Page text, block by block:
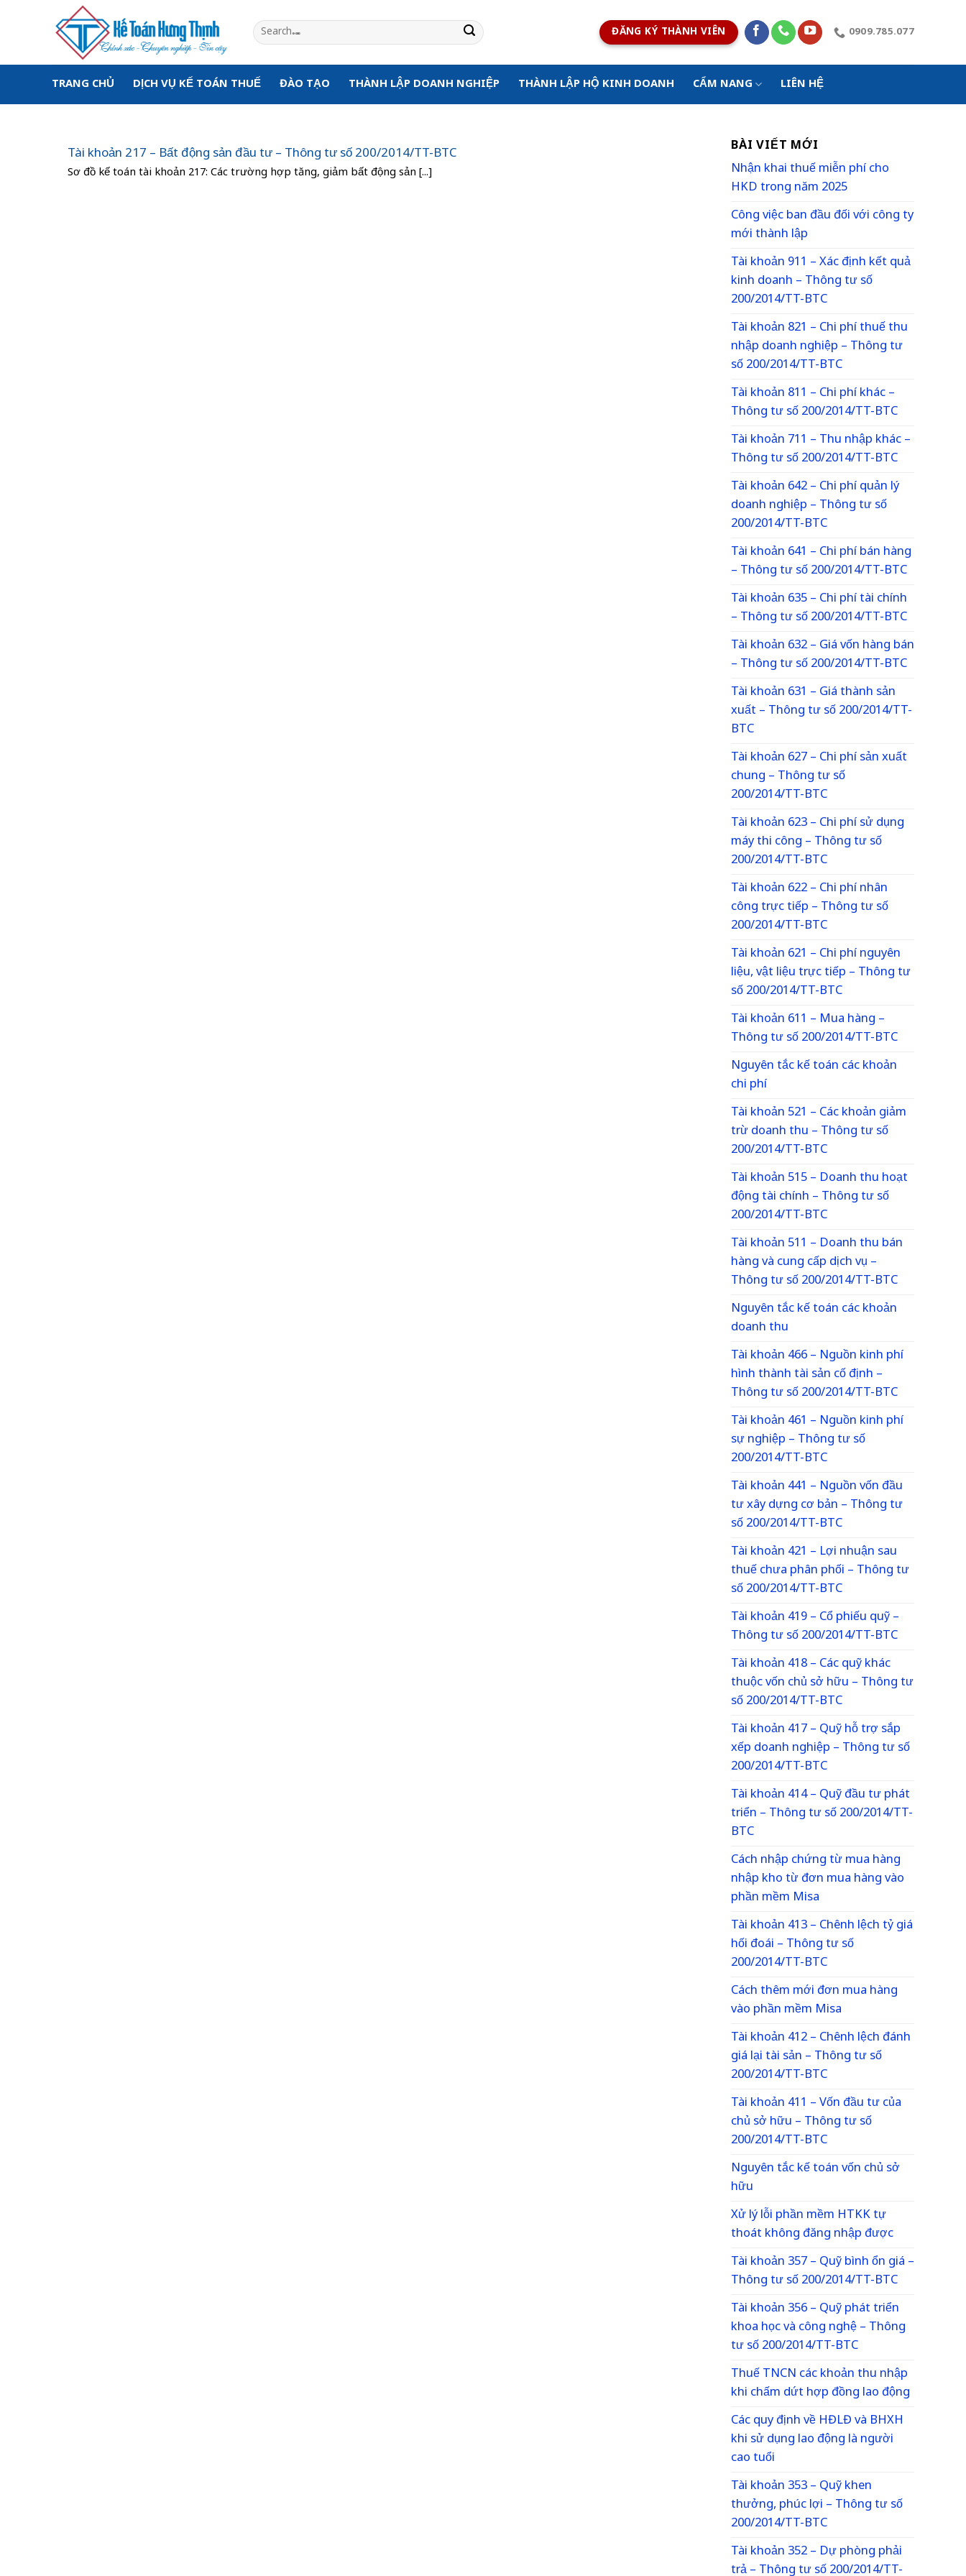
ĐĂNG KÝ THÀNH VIÊN 0909.785.077
TRANG CHỦ DỊCH VỤ KẾ TOÁN THUẾ ĐÀO TẠO THÀNH LẬP DOANH NGHIỆP THÀNH LẬP HỘ KINH DOANH CẨM NANG LIÊN HỆ
Tài khoản 217 – Bất động sản đầu tư – Thông tư số 200/2014/TT-BTC
Sơ đồ kế toán tài khoản 217: Các trường hợp tăng, giảm bất động sản [...]
BÀI VIẾT MỚI
Nhận khai thuế miễn phí cho
HKD trong năm 2025
Công việc ban đầu đối với công ty
mới thành lập
Tài khoản 911 – Xác định kết quả
kinh doanh – Thông tư số
200/2014/TT-BTC
Tài khoản 821 – Chi phí thuế thu
nhập doanh nghiệp – Thông tư
số 200/2014/TT-BTC
Tài khoản 811 – Chi phí khác –
Thông tư số 200/2014/TT-BTC
Tài khoản 711 – Thu nhập khác –
Thông tư số 200/2014/TT-BTC
Tài khoản 642 – Chi phí quản lý
doanh nghiệp – Thông tư số
200/2014/TT-BTC
Tài khoản 641 – Chi phí bán hàng
– Thông tư số 200/2014/TT-BTC
Tài khoản 635 – Chi phí tài chính
– Thông tư số 200/2014/TT-BTC
Tài khoản 632 – Giá vốn hàng bán
– Thông tư số 200/2014/TT-BTC
Tài khoản 631 – Giá thành sản
xuất – Thông tư số 200/2014/TT-
BTC
Tài khoản 627 – Chi phí sản xuất
chung – Thông tư số
200/2014/TT-BTC
Tài khoản 623 – Chi phí sử dụng
máy thi công – Thông tư số
200/2014/TT-BTC
Tài khoản 622 – Chi phí nhân
công trực tiếp – Thông tư số
200/2014/TT-BTC
Tài khoản 621 – Chi phí nguyên
liệu, vật liệu trực tiếp – Thông tư
số 200/2014/TT-BTC
Tài khoản 611 – Mua hàng –
Thông tư số 200/2014/TT-BTC
Nguyên tắc kế toán các khoản
chi phí
Tài khoản 521 – Các khoản giảm
trừ doanh thu – Thông tư số
200/2014/TT-BTC
Tài khoản 515 – Doanh thu hoạt
động tài chính – Thông tư số
200/2014/TT-BTC
Tài khoản 511 – Doanh thu bán
hàng và cung cấp dịch vụ –
Thông tư số 200/2014/TT-BTC
Nguyên tắc kế toán các khoản
doanh thu
Tài khoản 466 – Nguồn kinh phí
hình thành tài sản cố định –
Thông tư số 200/2014/TT-BTC
Tài khoản 461 – Nguồn kinh phí
sự nghiệp – Thông tư số
200/2014/TT-BTC
Tài khoản 441 – Nguồn vốn đầu
tư xây dựng cơ bản – Thông tư
số 200/2014/TT-BTC
Tài khoản 421 – Lợi nhuận sau
thuế chưa phân phối – Thông tư
số 200/2014/TT-BTC
Tài khoản 419 – Cổ phiếu quỹ –
Thông tư số 200/2014/TT-BTC
Tài khoản 418 – Các quỹ khác
thuộc vốn chủ sở hữu – Thông tư
số 200/2014/TT-BTC
Tài khoản 417 – Quỹ hỗ trợ sắp
xếp doanh nghiệp – Thông tư số
200/2014/TT-BTC
Tài khoản 414 – Quỹ đầu tư phát
triển – Thông tư số 200/2014/TT-
BTC
Cách nhập chứng từ mua hàng
nhập kho từ đơn mua hàng vào
phần mềm Misa
Tài khoản 413 – Chênh lệch tỷ giá
hối đoái – Thông tư số
200/2014/TT-BTC
Cách thêm mới đơn mua hàng
vào phần mềm Misa
Tài khoản 412 – Chênh lệch đánh
giá lại tài sản – Thông tư số
200/2014/TT-BTC
Tài khoản 411 – Vốn đầu tư của
chủ sở hữu – Thông tư số
200/2014/TT-BTC
Nguyên tắc kế toán vốn chủ sở
hữu
Xử lý lỗi phần mềm HTKK tự
thoát không đăng nhập được
Tài khoản 357 – Quỹ bình ổn giá –
Thông tư số 200/2014/TT-BTC
Tài khoản 356 – Quỹ phát triển
khoa học và công nghệ – Thông
tư số 200/2014/TT-BTC
Thuế TNCN các khoản thu nhập
khi chấm dứt hợp đồng lao động
Các quy định về HĐLĐ và BHXH
khi sử dụng lao động là người
cao tuổi
Tài khoản 353 – Quỹ khen
thưởng, phúc lợi – Thông tư số
200/2014/TT-BTC
Tài khoản 352 – Dự phòng phải
trả – Thông tư số 200/2014/TT-